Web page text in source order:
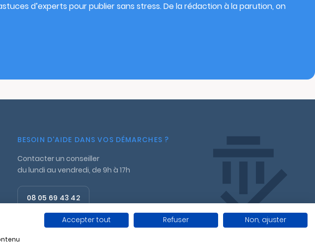
d’experts pour publier sans stress. De la rédaction à la parution, on
BESOIN D'AIDE DANS VOS DÉMARCHES ?
Contacter un conseiller
du lundi au vendredi, de 9h à 17h
08 05 69 43 42
Accepter tout Refuser Non, ajuster